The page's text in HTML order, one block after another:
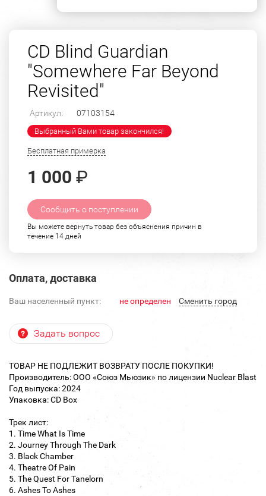
CD Blind Guardian
"Somewhere Far Beyond
Revisited"
Артикул: 07103154
Выбранный Вами товар закончился!
Бесплатная примерка
1 000 ₽
Сообщить о поступлении
Вы можете вернуть товар без объяснения причин в
течение 14 дней
Оплата, доставка
Ваш населенный пункт: не определен Cменить город
Задать вопрос
ТОВАР НЕ ПОДЛЕЖИТ ВОЗВРАТУ ПОСЛЕ ПОКУПКИ!
Производитель: ООО «Союз Мьюзик» по лицензии Nuclear Blast
Год выпуска: 2024
Упаковка: CD Box
Трек лист:
1. Time What Is Time
2. Journey Through The Dark
3. Black Chamber
4. Theatre Of Pain
5. The Quest For Tanelorn
6. Ashes To Ashes